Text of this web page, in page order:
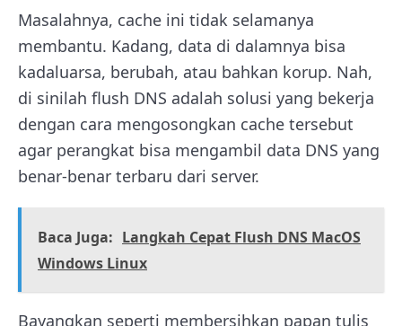
Masalahnya, cache ini tidak selamanya
membantu. Kadang, data di dalamnya bisa
kadaluarsa, berubah, atau bahkan korup. Nah,
di sinilah flush DNS adalah solusi yang bekerja
dengan cara mengosongkan cache tersebut
agar perangkat bisa mengambil data DNS yang
benar-benar terbaru dari server.
Baca Juga: Langkah Cepat Flush DNS MacOS
Windows Linux
Bayangkan seperti membersihkan papan tulis